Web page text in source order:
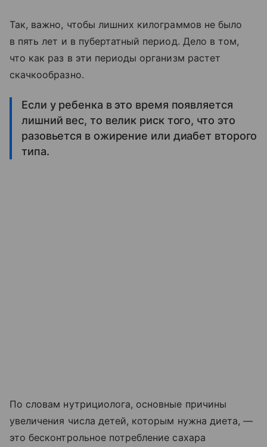
Так, важно, чтобы лишних килограммов не было
в пять лет и в пубертатный период. Дело в том,
что как раз в эти периоды организм растет
скачкообразно.
Если у ребенка в это время появляется
лишний вес, то велик риск того, что это
разовьется в ожирение или диабет второго
типа.
По словам нутрициолога, основные причины
увеличения числа детей, которым нужна диета, —
это бесконтрольное потребление сахара